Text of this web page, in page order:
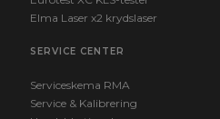
Elma Laser x2 krydslaser
SERVICE CENTER
Serviceskema RMA
Service & Kalibrering